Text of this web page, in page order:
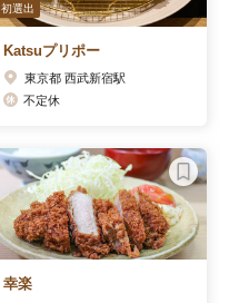
初選出
Katsuプリポー
東京都 西武新宿駅
不定休
幸楽